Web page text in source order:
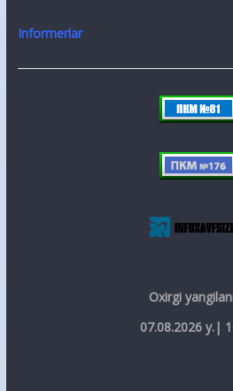
Informerlar
Oxirgi
07.08.2026 y.|